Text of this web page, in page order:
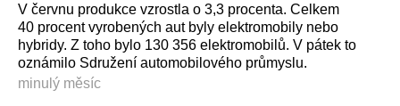
V červnu produkce vzrostla o 3,3 procenta. Celkem
40 procent vyrobených aut byly elektromobily nebo
hybridy. Z toho bylo 130 356 elektromobilů. V pátek to
oznámilo Sdružení automobilového průmyslu.
minulý měsíc